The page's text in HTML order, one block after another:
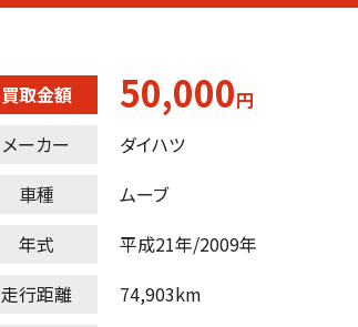
買取金額 50,000円
メーカー
ダイハツ
車種
ムーブ
年式
平成21年/2009年
走行距離
74,903km